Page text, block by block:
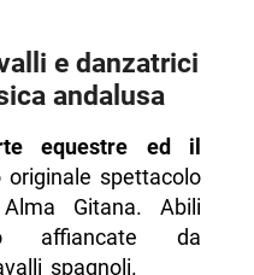
e danzatrici
andalusa
equestre ed il
spettacolo
Gitana. Abili
affiancate da
spagnoli.